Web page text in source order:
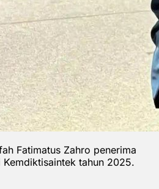
Fatimatus Zahro penerima
tahun 2025.